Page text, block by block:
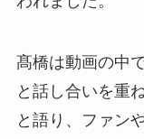
髙橋は動画の中
と話し合いを重
と語り、ファン